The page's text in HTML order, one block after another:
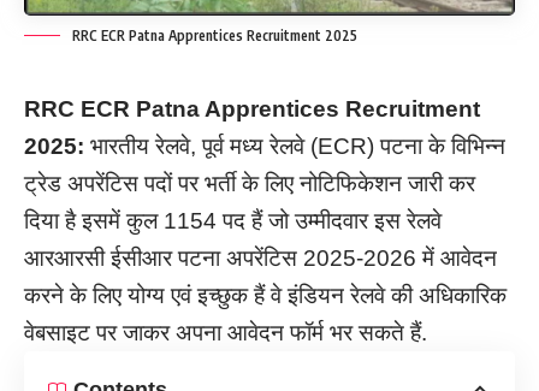
RRC ECR Patna Apprentices Recruitment 2025
RRC ECR Patna Apprentices Recruitment
2025: भारतीय रेलवे, पूर्व मध्य रेलवे (ECR) पटना के विभिन्न
ट्रेड अपरेंटिस पदों पर भर्ती के लिए नोटिफिकेशन जारी कर
दिया है इसमें कुल 1154 पद हैं जो उम्मीदवार इस रेलवे
आरआरसी ईसीआर पटना अपरेंटिस 2025-2026 में आवेदन
करने के लिए योग्य एवं इच्छुक हैं वे इंडियन रेलवे की अधिकारिक
वेबसाइट पर जाकर अपना आवेदन फॉर्म भर सकते हैं.